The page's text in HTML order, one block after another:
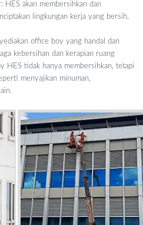
HES akan membersihkan dan
lingkungan kerja yang bersih,
office boy yang handal dan
kebersihan dan kerapian ruang
HES tidak hanya membersihkan, tetapi
menyajikan minuman,